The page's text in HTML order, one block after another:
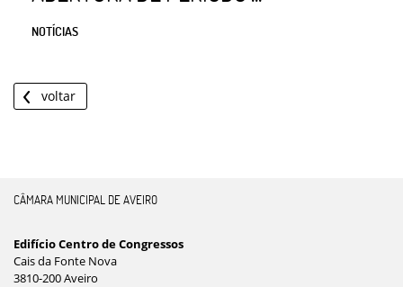
NOTÍCIAS
voltar
CÂMARA MUNICIPAL DE AVEIRO
Edifício Centro de Congressos
Cais da Fonte Nova
3810-200 Aveiro